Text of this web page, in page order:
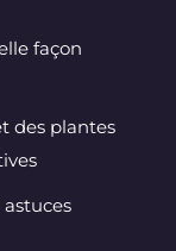
façon
des plantes